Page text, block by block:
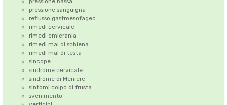
pressione sanguigna
reflusso gastroesofageo
rimedi cervicale
rimedi emicrania
rimedi mal di schiena
rimedi mal di testa
sincope
sindrome cervicale
sindrome di Meniere
sintomi colpo di frusta
svenimento